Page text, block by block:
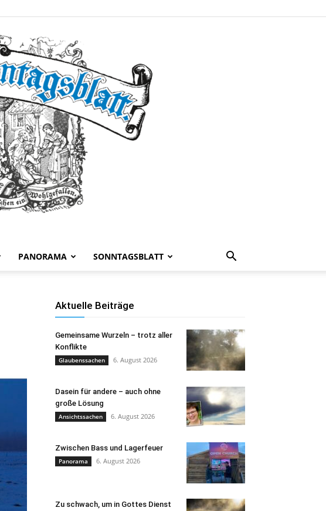
PANORAMA SONNTAGSBLATT
Aktuelle Beiträge
Gemeinsame Wurzeln – trotz aller
Konflikte
Glaubenssachen 6. August 2026
Dasein für andere – auch ohne
große Lösung
Ansichtssachen 6. August 2026
Zwischen Bass und Lagerfeuer
Panorama 6. August 2026
Zu schwach, um in Gottes Dienst